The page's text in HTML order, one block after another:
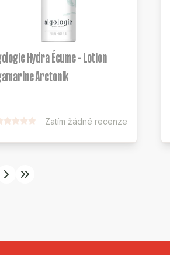
Hydra Écume - Lotion
Arctonik
Zatím žádné recenze
pages